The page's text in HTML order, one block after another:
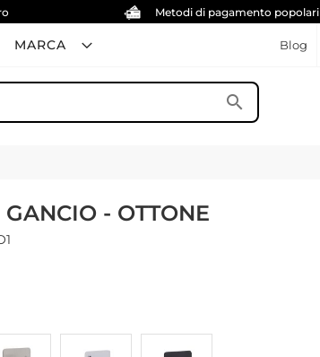
Metodi di pagamento popolari
MARCA Blog
search
- OTTONE